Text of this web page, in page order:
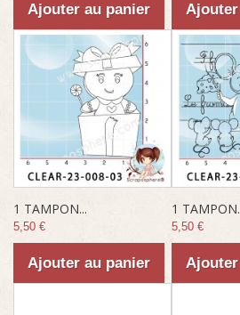
Ajouter au panier
1 TAMPON...
5,50 €
Ajouter au panier
1
5,50 €